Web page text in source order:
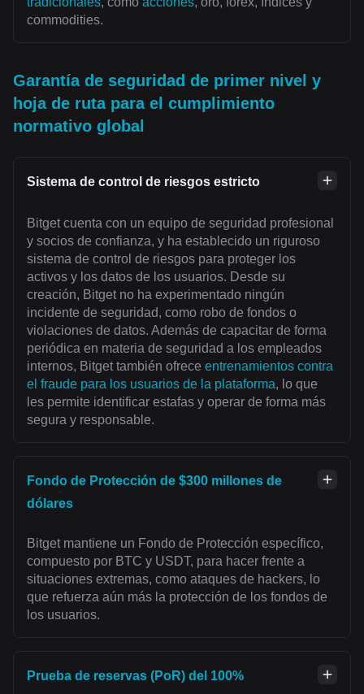
commodities.
Garantía de seguridad de primer nivel y
hoja de ruta para el cumplimiento
normativo global
Sistema de control de riesgos estricto
Bitget cuenta con un equipo de seguridad profesional
y socios de confianza, y ha establecido un riguroso
sistema de control de riesgos para proteger los
activos y los datos de los usuarios. Desde su
creación, Bitget no ha experimentado ningún
incidente de seguridad, como robo de fondos o
violaciones de datos. Además de capacitar de forma
periódica en materia de seguridad a los empleados
internos, Bitget también ofrece entrenamientos contra
el fraude para los usuarios de la plataforma, lo que
les permite identificar estafas y operar de forma más
segura y responsable.
Fondo de Protección de $300 millones de
dólares
Bitget mantiene un Fondo de Protección específico,
compuesto por BTC y USDT, para hacer frente a
situaciones extremas, como ataques de hackers, lo
que refuerza aún más la protección de los fondos de
los usuarios.
Prueba de reservas (PoR) del 100%